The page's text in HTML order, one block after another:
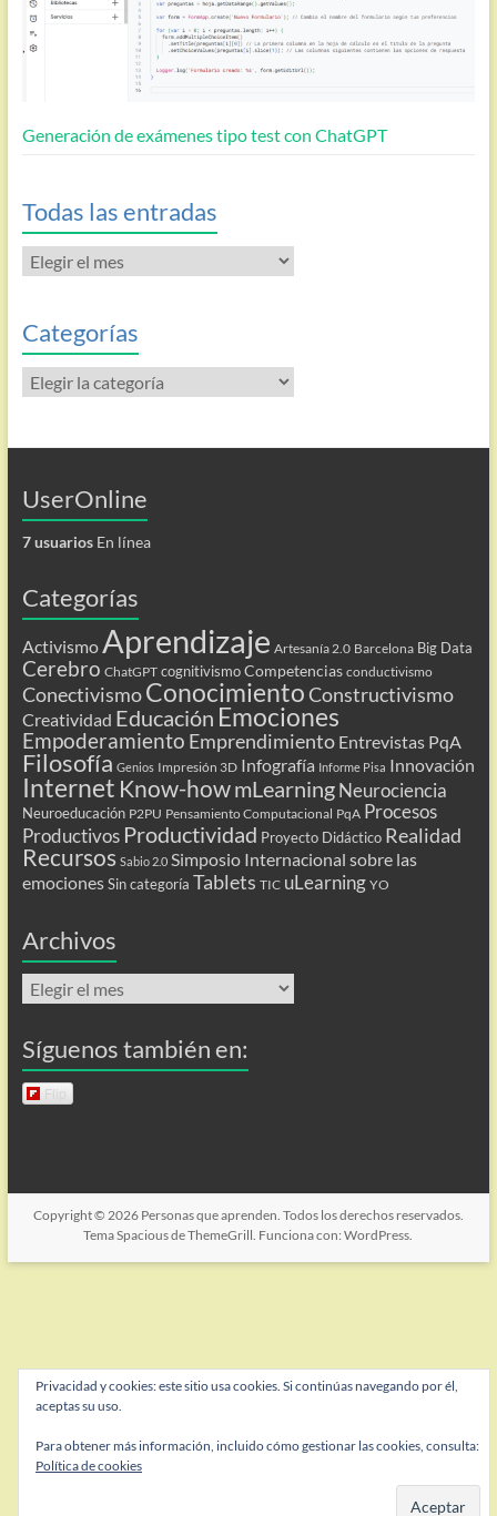
Generación de exámenes tipo test con ChatGPT
Todas las entradas
Todas
las
Categorías
Categorías
UserOnline
7 usuariosEn línea
Categorías
ActivismoAprendizaje Artesanía 2.0 Barcelona Big Data
Cerebro ChatGPT cognitivismo Competencias conductivismo
ConectivismoConocimientoConstructivismo
Creatividad Educación Emociones
Empoderamiento Emprendimiento Entrevistas PqA
Filosofía Genios Impresión 3D Infografía Informe Pisa Innovación
Internet Know-howmLearning Neurociencia
Neuroeducación P2PU Pensamiento Computacional PqA Procesos
Productivos Productividad Proyecto Didáctico Realidad
Recursos Sabio 2.0 Simposio Internacional sobre las
emociones Sin categoría Tablets TIC uLearning YO
Archivos
Archivos
Síguenos también en:
Flip
Copyright © 2026 Personas que aprenden. Todos los derechos reservados.
TemaSpaciousde ThemeGrill. Funciona con:WordPress.
Privacidad y cookies: este sitio usa cookies. Si continúas navegando por él,
aceptas su uso.
Para obtener más información, incluido cómo gestionar las cookies, consulta:
Política de cookies